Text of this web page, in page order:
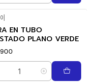
EN TUBO
PLANO VERDE